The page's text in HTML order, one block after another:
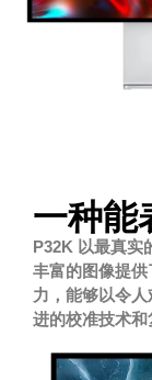
一种能
P32K 以最真实
丰富的图像提
力，能够以令
进的校准技术